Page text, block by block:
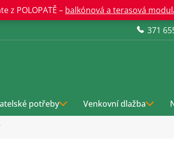
z POLOPATĚ – balkónová a terasová
371
potřeby Venkovní dlažba